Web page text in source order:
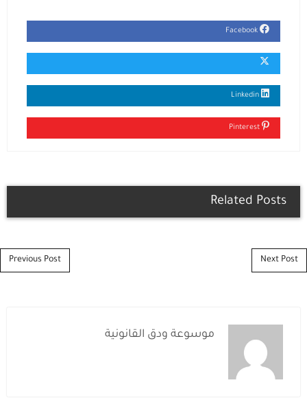
Related Posts
Post navigation
Previous Post Next Post
موسوعة ودق القانونية